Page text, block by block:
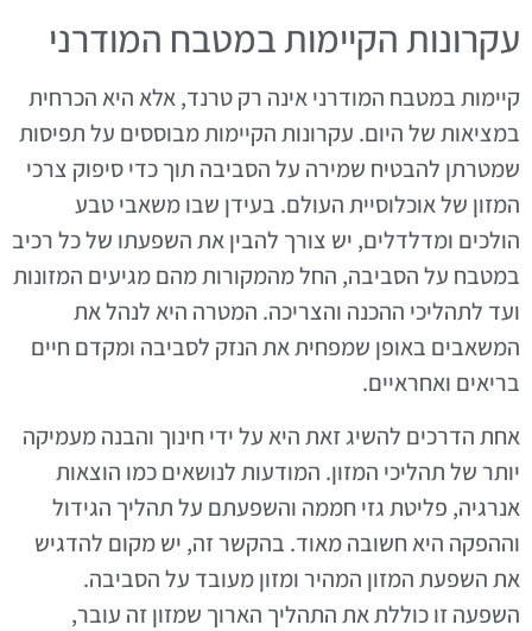
עקרונות הקיימות במטבח המודרני
קיימות במטבח המודרני אינה רק טרנד, אלא היא הכרחית
במציאות של היום. עקרונות הקיימות מבוססים על תפיסות
שמטרתן להבטיח שמירה על הסביבה תוך כדי סיפוק צרכי
המזון של אוכלוסיית העולם. בעידן שבו משאבי טבע
הולכים ומדלדלים, יש צורך להבין את השפעתו של כל רכיב
במטבח על הסביבה, החל מהמקורות מהם מגיעים המזונות
ועד לתהליכי ההכנה והצריכה. המטרה היא לנהל את
המשאבים באופן שמפחית את הנזק לסביבה ומקדם חיים
בריאים ואחראיים.
אחת הדרכים להשיג זאת היא על ידי חינוך והבנה מעמיקה
יותר של תהליכי המזון. המודעות לנושאים כמו הוצאות
אנרגיה, פליטת גזי חממה והשפעתם על תהליך הגידול
וההפקה היא חשובה מאוד. בהקשר זה, יש מקום להדגיש
את השפעת המזון המהיר ומזון מעובד על הסביבה.
השפעה זו כוללת את התהליך הארוך שמזון זה עובר,